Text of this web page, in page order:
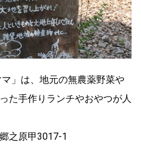
マ」は、地元の無農薬野菜や
た手作りランチやおやつが人
之原甲3017-1